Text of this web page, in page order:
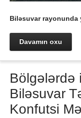
Biləsuvar rayonunda
Davamın oxu
Bölgələrdə
Biləsuvar
Konfutsi